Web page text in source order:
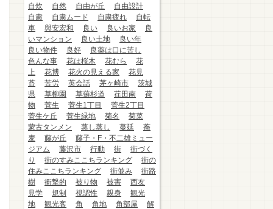
自炊
自然 自由が丘
自由設計
自粛
自粛ムード 自粛疲れ
自転
車
與安宏和 良い 良いお家
良
いマンション
良い土地
良い年
良い物件
良好
良薬は口に苦し
色んな事
花は桜木 花むら
花
上
花博 花火の見える家
花見
苔
苦労 英会話 茅ヶ崎市
茨城
県
草柳園 草薙杉道 荏田南
荷
物
菅生 菅生1丁目
菅生2丁目
菅生ケ丘
菅生緑地 菊名
菊菜
蒙古タンメン
蒸し蒸し 蔓延
蕎
麦
藤が丘
藤子・F・不二雄ミュー
ジアム
藤沢市 行動 街
街づく
り
街のすみここちランキング
街の
住みここちランキング
街並み
街路
樹
衝撃的 被り物 被害
西友
見学
規制 視認性 親身
観光
地
観光客 角 角地 角部屋
解